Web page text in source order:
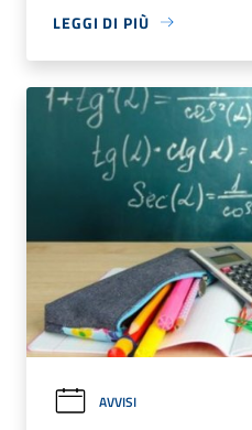
LEGGI DI PIÙ
AVVISI